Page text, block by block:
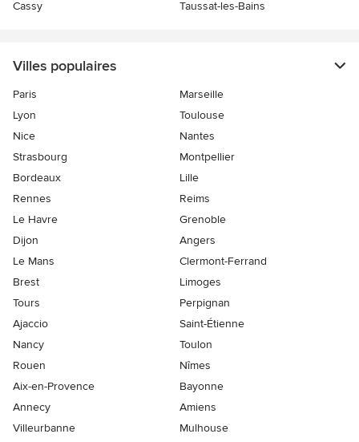
Cassy Taussat-les-Bains
Villes populaires
Paris
Marseille
Lyon
Toulouse
Nice
Nantes
Strasbourg
Montpellier
Bordeaux
Lille
Rennes
Reims
Le Havre
Grenoble
Dijon
Angers
Le Mans
Clermont-Ferrand
Brest
Limoges
Tours
Perpignan
Ajaccio
Saint-Étienne
Nancy
Toulon
Rouen
Nîmes
Aix-en-Provence
Bayonne
Annecy
Amiens
Villeurbanne
Mulhouse